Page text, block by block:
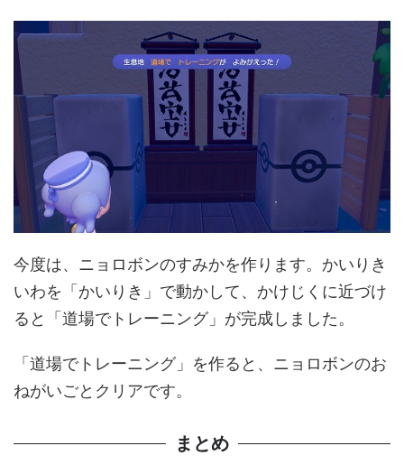
今度は、ニョロボンのすみかを作ります。かいりき
いわを「かいりき」で動かして、かけじくに近づけ
ると「道場でトレーニング」が完成しました。
「道場でトレーニング」を作ると、ニョロボンのお
ねがいごとクリアです。
まとめ